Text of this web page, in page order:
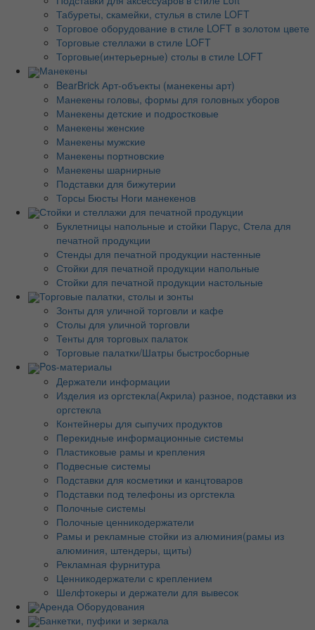
Табуреты, скамейки, стулья в стиле LOFT
Торговое оборудование в стиле LOFT в золотом цвете
Торговые стеллажи в стиле LOFT
Торговые(интерьерные) столы в стиле LOFT
Манекены
BearBrick Арт-объекты (манекены арт)
Манекены головы, формы для головных уборов
Манекены детские и подростковые
Манекены женские
Манекены мужские
Манекены портновские
Манекены шарнирные
Подставки для бижутерии
Торсы Бюсты Ноги манекенов
Стойки и стеллажи для печатной продукции
Буклетницы напольные и стойки Парус, Стела для
печатной продукции
Стенды для печатной продукции настенные
Стойки для печатной продукции напольные
Стойки для печатной продукции настольные
Торговые палатки, столы и зонты
Зонты для уличной торговли и кафе
Столы для уличной торговли
Тенты для торговых палаток
Торговые палатки/Шатры быстросборные
Pos-материалы
Держатели информации
Изделия из оргстекла(Акрила) разное, подставки из
оргстекла
Контейнеры для сыпучих продуктов
Перекидные информационные системы
Пластиковые рамы и крепления
Подвесные системы
Подставки для косметики и канцтоваров
Подставки под телефоны из оргстекла
Полочные системы
Полочные ценникодержатели
Рамы и рекламные стойки из алюминия(рамы из
алюминия, штендеры, щиты)
Рекламная фурнитура
Ценникодержатели с креплением
Шелфтокеры и держатели для вывесок
Аренда Оборудования
Банкетки, пуфики и зеркала